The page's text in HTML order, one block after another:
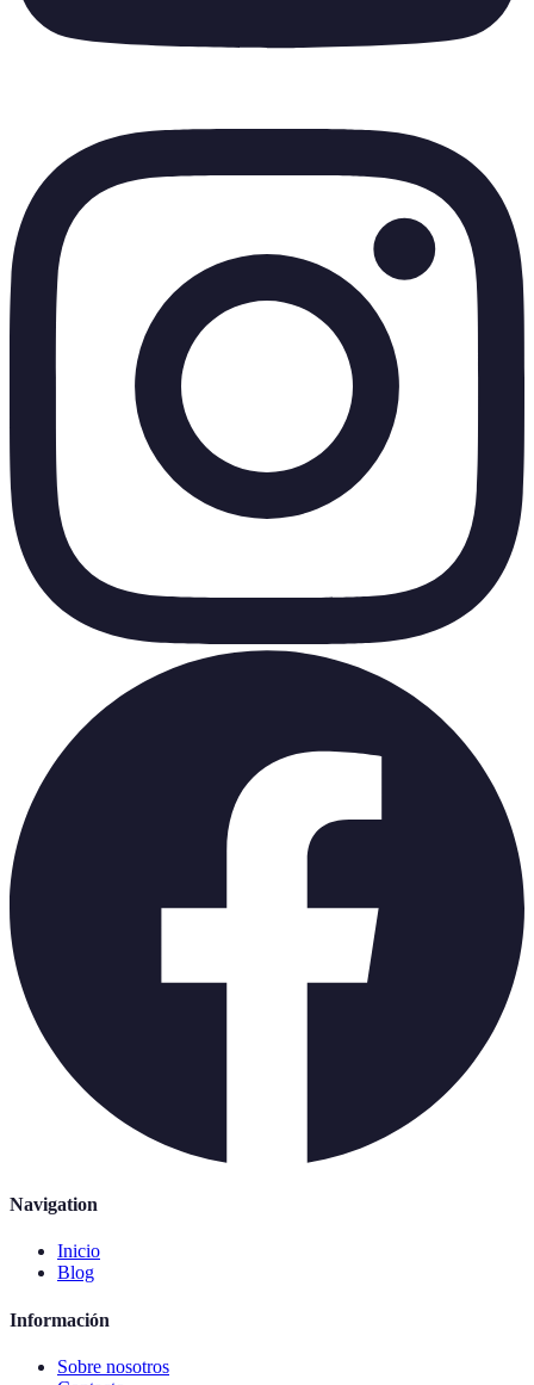
Navigation
Inicio
Blog
Información
Sobre nosotros